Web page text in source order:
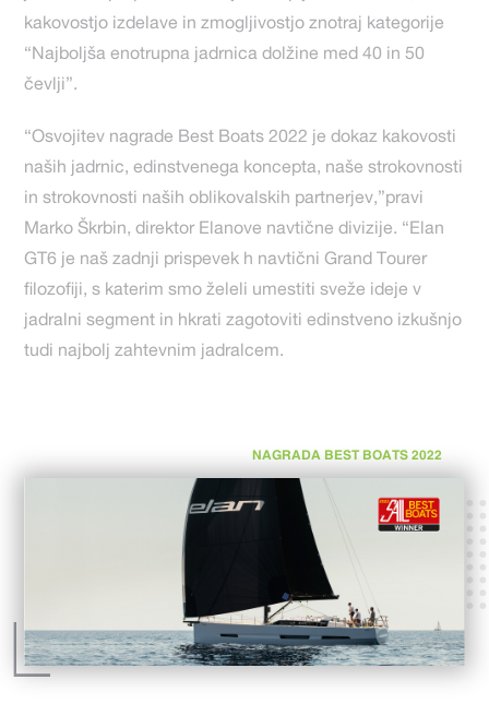
kakovostjo izdelave in zmogljivostjo znotraj kategorije
“Najboljša enotrupna jadrnica dolžine med 40 in 50
čevlji”.
“Osvojitev nagrade Best Boats 2022 je dokaz kakovosti
naših jadrnic, edinstvenega koncepta, naše strokovnosti
in strokovnosti naših oblikovalskih partnerjev,”pravi
Marko Škrbin, direktor Elanove navtične divizije. “Elan
GT6 je naš zadnji prispevek h navtični Grand Tourer
filozofiji, s katerim smo želeli umestiti sveže ideje v
jadralni segment in hkrati zagotoviti edinstveno izkušnjo
tudi najbolj zahtevnim jadralcem.
NAGRADA BEST BOATS 2022